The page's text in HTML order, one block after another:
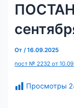
От/16.09.2025
пост № 2232 от
Просмотры